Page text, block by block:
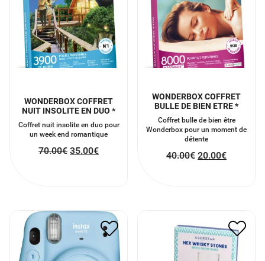
WONDERBOX COFFRET
NUIT INSOLITE EN DUO *
Coffret nuit insolite en duo pour
un week end romantique
70.00€ 35.00€
WONDERBOX COFFRET
BULLE DE BIEN ETRE *
Coffret bulle de bien être
Wonderbox pour un moment de
détente
40.00€ 20.00€
84.00
20.00